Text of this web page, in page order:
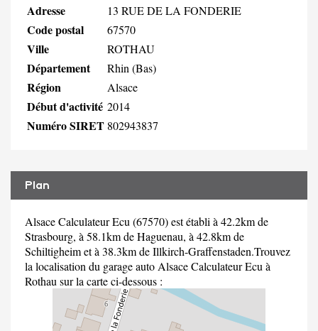
Adresse 13 RUE DE LA FONDERIE
Code postal 67570
Ville ROTHAU
Département Rhin (Bas)
Région Alsace
Début d'activité 2014
Numéro SIRET 802943837
Plan
Alsace Calculateur Ecu (67570) est établi à 42.2km de
Strasbourg, à 58.1km de Haguenau, à 42.8km de
Schiltigheim et à 38.3km de Illkirch-Graffenstaden.Trouvez
la localisation du garage auto Alsace Calculateur Ecu à
Rothau sur la carte ci-dessous :